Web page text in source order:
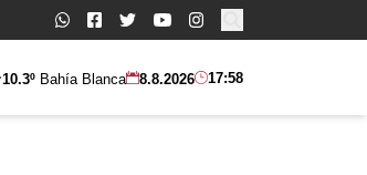
Buscar:
10.3º Bahía Blanca 8.8.2026 17:58